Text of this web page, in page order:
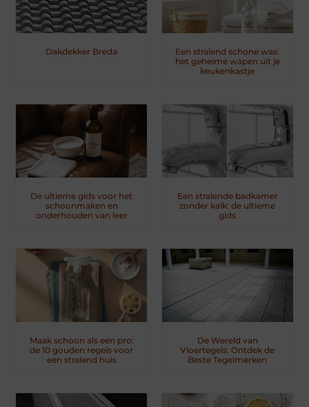
Dakdekker Breda
Een stralend schone was:
het geheime wapen uit je
keukenkastje
De ultieme gids voor het
schoonmaken en
onderhouden van leer
Een stralende badkamer
zonder kalk: de ultieme
gids
Maak schoon als een pro:
de 10 gouden regels voor
een stralend huis
De Wereld van
Vloertegels: Ontdek de
Beste Tegelmerken